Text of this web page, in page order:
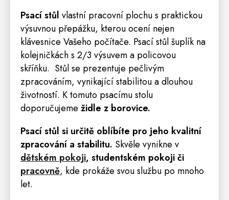
Psací stůl vlastní pracovní plochu s praktickou
výsuvnou přepážku, kterou ocení nejen
klávesnice Vašeho počítače. Psací stůl šuplík na
kolejničkách s 2/3 výsuvem a policovou
skříňku. Stůl se prezentuje pečlivým
zpracováním, vynikající stabilitou a dlouhou
životností. K tomuto psacímu stolu
doporučujeme židle z borovice.
Psací stůl si určitě oblíbíte pro jeho kvalitní
zpracování a stabilitu. Skvěle vynikne v
dětském pokoji, studentském pokojiči
pracovně, kde prokáže svou službu po mnoho
let.